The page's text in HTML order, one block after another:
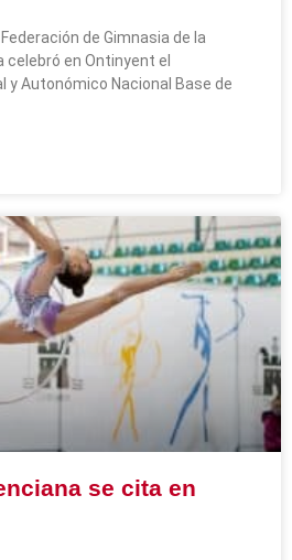
de Gimnasia de la
celebró en Ontinyent el
y Autonómico Nacional Base de
se cita en